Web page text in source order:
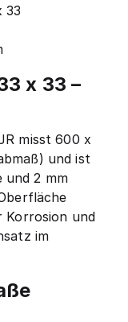
33
x 33 –
misst 600 x
und ist
und 2 mm
Korrosion und
im